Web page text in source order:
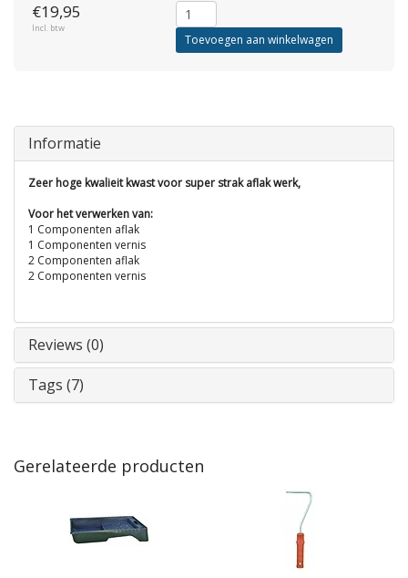
€19,95
Incl. btw
Toevoegen aan winkelwagen
Informatie
Zeer hoge kwalieit kwast voor super strak aflak werk,
Voor het verwerken van:
1 Componenten aflak
1 Componenten vernis
2 Componenten aflak
2 Componenten vernis
Reviews (0)
Tags (7)
Gerelateerde producten